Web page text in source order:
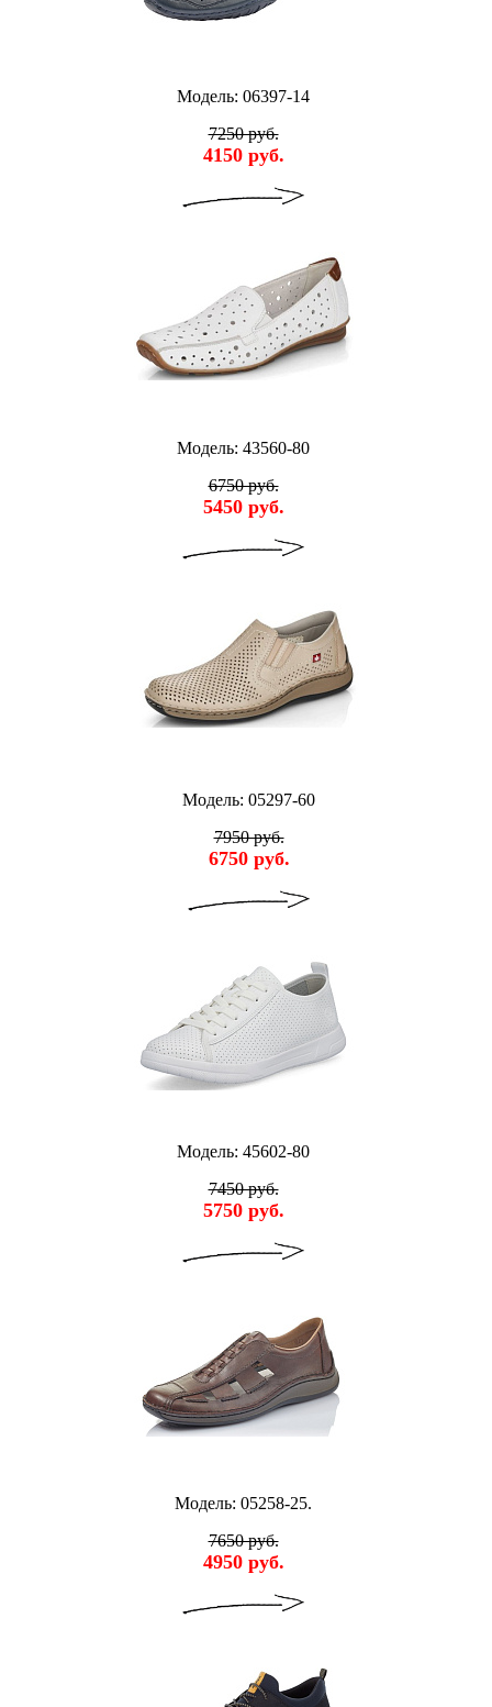
Модель: 06397-14
7250 руб.
4150 руб.
Модель: 43560-80
6750 руб.
5450 руб.
Модель: 05297-60
7950 руб.
6750 руб.
Модель: 45602-80
7450 руб.
5750 руб.
Модель: 05258-25.
7650 руб.
4950 руб.